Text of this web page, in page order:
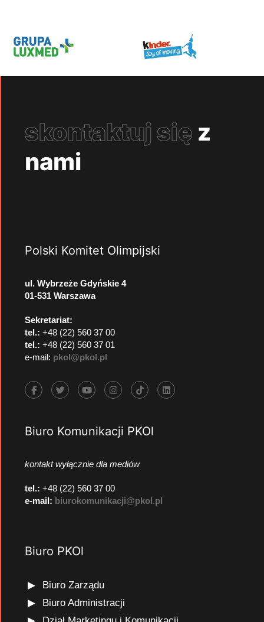
skontaktuj się z
nami
Polski Komitet Olimpijski
ul. Wybrzeże Gdyńskie 4
01-531 Warszawa
Sekretariat:
tel.: +48 (22) 560 37 00
tel.: +48 (22) 560 37 01
e-mail: pkol@pkol.pl
Biuro Komunikacji PKOl
kontakt wyłącznie dla mediów
tel.: +48 (22) 560 37 00
e-mail: biurokomunikacji@pkol.pl
Biuro PKOl
Biuro Zarządu
Biuro Administracji